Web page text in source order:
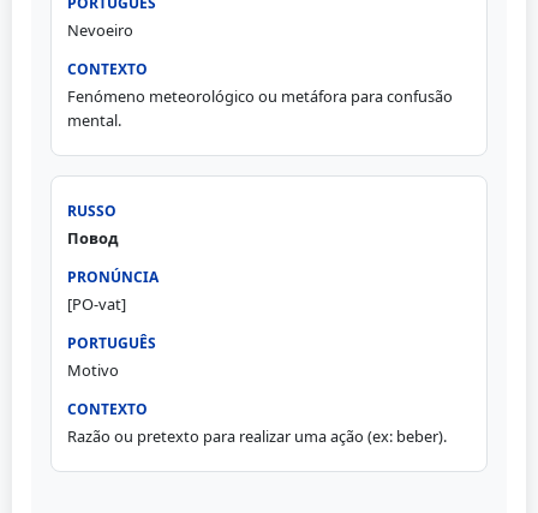
Nevoeiro
Fenómeno meteorológico ou metáfora para confusão
mental.
Повод
[PO-vat]
Motivo
Razão ou pretexto para realizar uma ação (ex: beber).